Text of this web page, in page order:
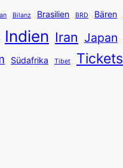
Bilanz Brasilien BRD Bären
Indien Iran Japan
Südafrika Tibet Tickets